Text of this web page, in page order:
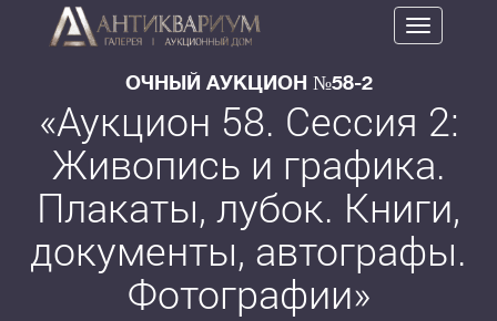
Toggle
navigation
ОЧНЫЙ АУКЦИОН №58-2
«Аукцион 58. Сессия 2:
Живопись и графика.
Плакаты, лубок. Книги,
документы, автографы.
Фотографии»